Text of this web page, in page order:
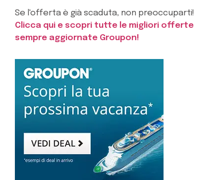
Se l'offerta è già scaduta, non preoccuparti!
Clicca qui e scopri tutte le migliori offerte
sempre aggiornate Groupon!